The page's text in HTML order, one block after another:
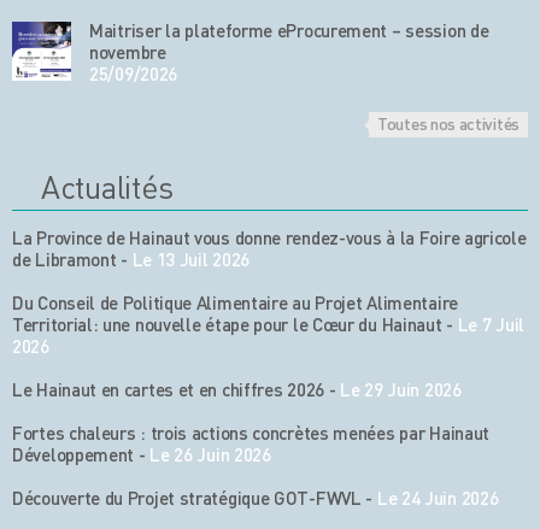
Maitriser la plateforme eProcurement – session de
novembre
25/09/2026
Toutes nos activités
Actualités
La Province de Hainaut vous donne rendez-vous à la Foire agricole
de Libramont - Le 13 Juil 2026
Du Conseil de Politique Alimentaire au Projet Alimentaire
Territorial: une nouvelle étape pour le Cœur du Hainaut - Le 7 Juil
2026
Le Hainaut en cartes et en chiffres 2026 - Le 29 Juin 2026
Fortes chaleurs : trois actions concrètes menées par Hainaut
Développement - Le 26 Juin 2026
Découverte du Projet stratégique GOT-FWVL - Le 24 Juin 2026